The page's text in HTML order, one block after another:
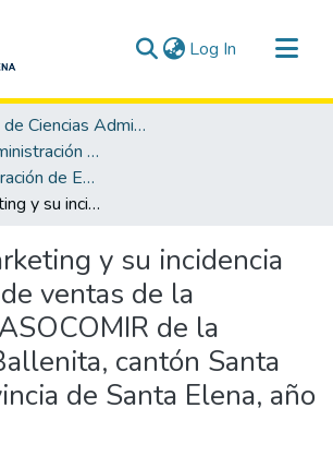
Log In (current)
Facultad de Ciencias Administrativas
Carrera de Administración de Empresas
Tesis Administración de Empresas
Plan de marketing y su incidencia en el nivel de ventas de la asociación ASOCOMIR de la parroquia Ballenita, cantón Santa Elena, provincia de Santa Elena, año 2017.
y su incidencia
ventas de la
de la
cantón Santa
de Santa Elena, año